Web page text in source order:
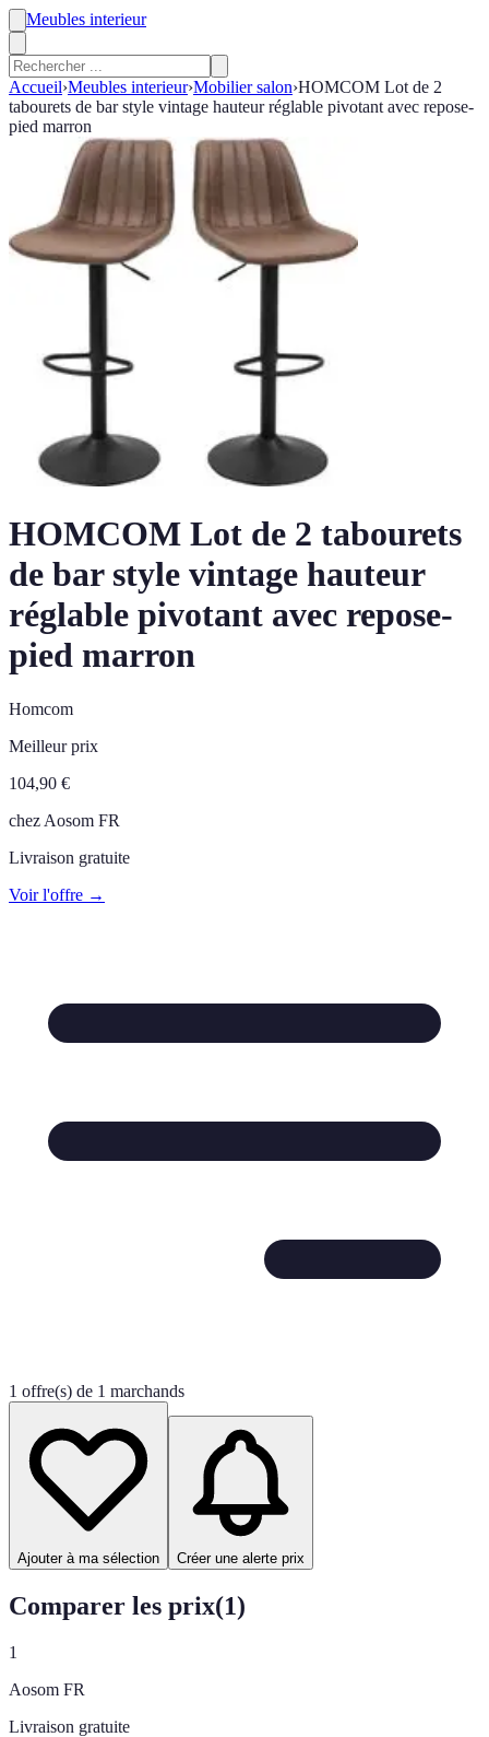
Meubles interieur
Accueil›Meubles interieur›Mobilier salon›HOMCOM Lot de 2
tabourets de bar style vintage hauteur réglable pivotant avec repose-
pied marron
HOMCOM Lot de 2 tabourets
de bar style vintage hauteur
réglable pivotant avec repose-
pied marron
Homcom
Meilleur prix
104,90 €
chez Aosom FR
Livraison gratuite
Voir l'offre →
1 offre(s) de 1 marchands
Ajouter à ma sélection Créer une alerte prix
Comparer les prix(1)
1
Aosom FR
Livraison gratuite